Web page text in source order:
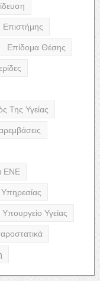
Επιστήμης
Επίδομα Θέσης
Της Υγείας
ΕΝΕ
Υπηρεσίας
Υπουργείο Υγείας